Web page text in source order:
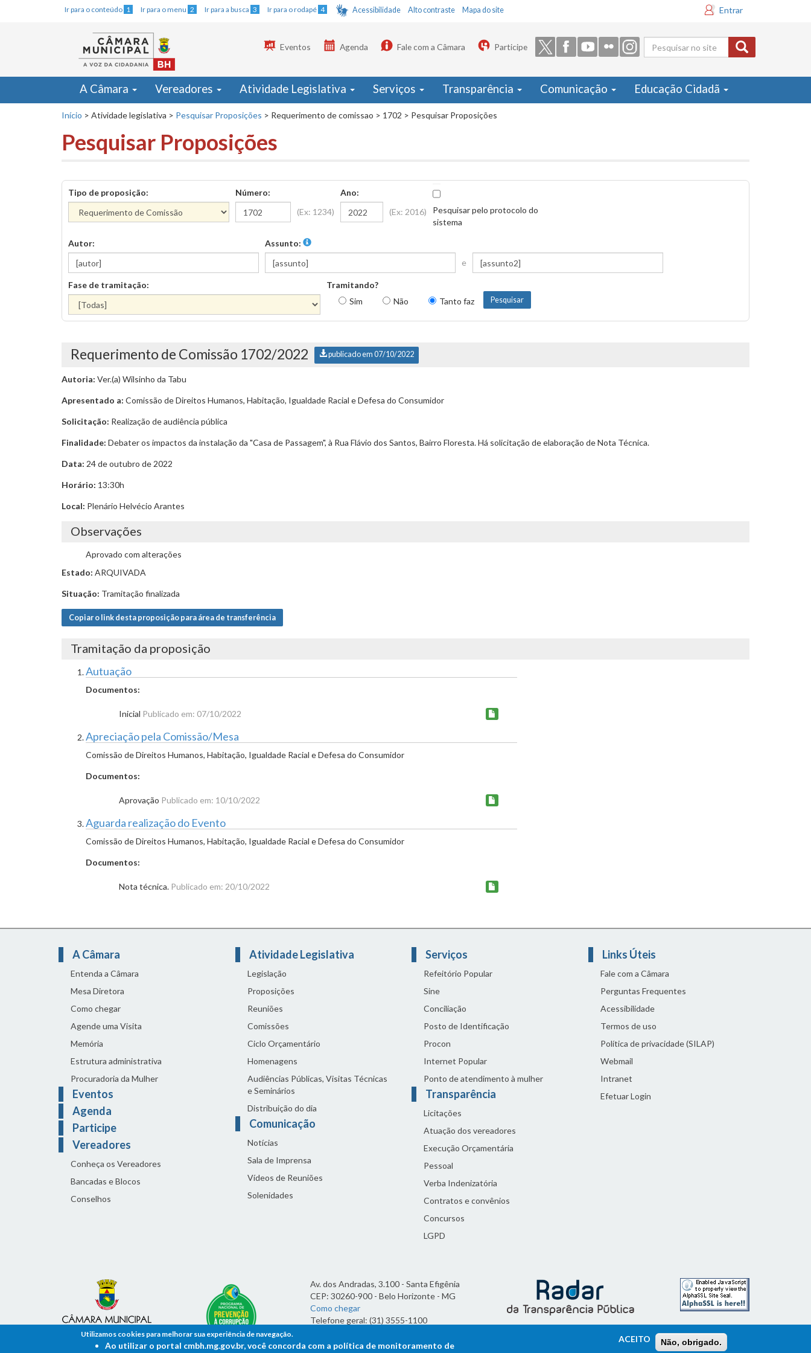
Ir para o conteúdo 1 Ir para o menu 2 Ir para a busca 3 Ir para o rodapé 4 Acessibilidade Alto contraste Mapa do site Entrar
Formulário
de busca
Eventos Agenda Fale com a Câmara Participe
A Câmara Vereadores Atividade Legislativa Serviços Transparência Comunicação Educação Cidadã
Início > Atividade legislativa > Pesquisar Proposições > Requerimento de comissao > 1702 > Pesquisar Proposições
Pesquisar Proposições
Tipo de proposição:
Número:
(Ex: 1234)
Ano:
(Ex: 2016)
Pesquisar pelo protocolo do
sistema
Autor:
Assunto:
e
Fase de tramitação:
Tramitando?
Sim
Não Tanto faz
Requerimento de Comissão 1702/2022 publicado em 07/10/2022
Autoria: Ver.(a) Wilsinho da Tabu
Apresentado a: Comissão de Direitos Humanos, Habitação, Igualdade Racial e Defesa do Consumidor
Solicitação: Realização de audiência pública
Finalidade: Debater os impactos da instalação da "Casa de Passagem", à Rua Flávio dos Santos, Bairro Floresta. Há solicitação de elaboração de Nota Técnica.
Data: 24 de outubro de 2022
Horário: 13:30h
Local: Plenário Helvécio Arantes
Observações
Aprovado com alterações
Estado: ARQUIVADA
Situação: Tramitação finalizada
Copiar o link desta proposição para área de transferência
Tramitação da proposição
Autuação
Documentos:
Inicial Publicado em: 07/10/2022
Apreciação pela Comissão/Mesa
Comissão de Direitos Humanos, Habitação, Igualdade Racial e Defesa do Consumidor
Documentos:
Aprovação Publicado em: 10/10/2022
Aguarda realização do Evento
Comissão de Direitos Humanos, Habitação, Igualdade Racial e Defesa do Consumidor
Documentos:
Nota técnica. Publicado em: 20/10/2022
A Câmara
Entenda a Câmara
Mesa Diretora
Como chegar
Agende uma Visita
Memória
Estrutura administrativa
Procuradoria da Mulher
Eventos
Agenda
Participe
Vereadores
Conheça os Vereadores
Bancadas e Blocos
Conselhos
Atividade Legislativa
Legislação
Proposições
Reuniões
Comissões
Ciclo Orçamentário
Homenagens
Audiências Públicas, Visitas Técnicas
e Seminários
Distribuição do dia
Comunicação
Notícias
Sala de Imprensa
Vídeos de Reuniões
Solenidades
Serviços
Refeitório Popular
Sine
Conciliação
Posto de Identificação
Procon
Internet Popular
Ponto de atendimento à mulher
Transparência
Licitações
Atuação dos vereadores
Execução Orçamentária
Pessoal
Verba Indenizatória
Contratos e convênios
Concursos
LGPD
Links Úteis
Fale com a Câmara
Perguntas Frequentes
Acessibilidade
Termos de uso
Política de privacidade (SILAP)
Webmail
Intranet
Efetuar Login
Av. dos Andradas, 3.100 - Santa Efigênia
CEP: 30260-900 - Belo Horizonte - MG
Como chegar
Telefone geral: (31) 3555-1100
7h às 19h
Utilizamos cookies para melhorar sua experiência de navegação.
Ao utilizar o portal cmbh.mg.gov.br, você concorda com a política de monitoramento de
ACEITO Não, obrigado.